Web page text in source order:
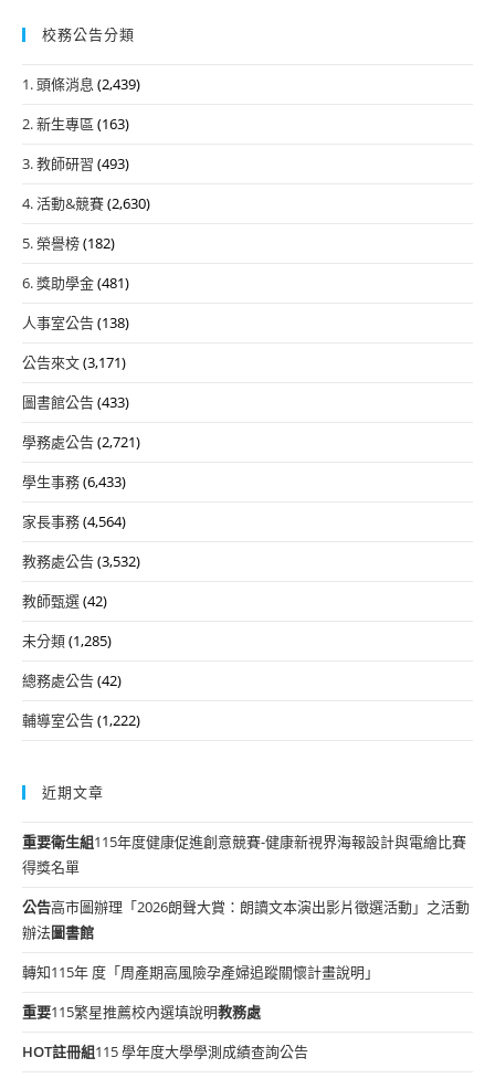
校務公告分類
1. 頭條消息 (2,439)
2. 新生專區 (163)
3. 教師研習 (493)
4. 活動&競賽(2,630)
5. 榮譽榜(182)
6. 獎助學金(481)
人事室公告(138)
公告來文(3,171)
圖書館公告(433)
學務處公告(2,721)
學生事務(6,433)
家長事務(4,564)
教務處公告(3,532)
教師甄選(42)
未分類(1,285)
總務處公告(42)
輔導室公告(1,222)
近期文章
重要衛生組115年度健康促進創意競賽-健康新視界海報設計與電繪比賽
得獎名單
公告高市圖辦理「2026朗聲大賞：朗讀文本演出影片徵選活動」之活動
辦法圖書館
轉知115年 度「周產期高風險孕產婦追蹤關懷計畫說明」
重要115繁星推薦校內選填說明教務處
HOT註冊組115 學年度大學學測成績查詢公告